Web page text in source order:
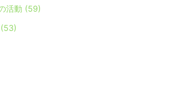
活動 (59)
(53)